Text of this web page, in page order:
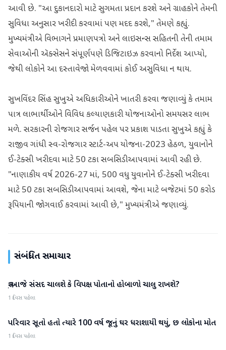
આવી છે. "આ દુકાનદારો માટે સુગમતા પ્રદાન કરશે અને ગ્રાહકોને તેમની
સુવિધા અનુસાર ખરીદી કરવામાં પણ મદદ કરશે," તેમણે કહ્યું.
મુખ્યમંત્રીએ વિભાગને પ્રમાણપત્રો અને લાઇસન્સ સહિતની તેની તમામ
સેવાઓની ઍક્સેસને સંપૂર્ણપણે ડિજિટાઇઝ કરવાનો નિર્દેશ આપ્યો,
જેથી લોકોને આ દસ્તાવેજો મેળવવામાં કોઈ અસુવિધા ન થાય.
સુખવિંદર સિંહ સુખુએ અધિકારીઓને ખાતરી કરવા જણાવ્યું કે તમામ
પાત્ર લાભાર્થીઓને વિવિધ કલ્યાણકારી યોજનાઓનો સમયસર લાભ
મળે. સરકારની રોજગાર સર્જન પહેલ પર પ્રકાશ પાડતા સુખુએ કહ્યું કે
રાજીવ ગાંધી સ્વ-રોજગાર સ્ટાર્ટ-અપ યોજના-2023 હેઠળ, યુવાનોને
ઈ-ટેક્સી ખરીદવા માટે 50 ટકા સબસિડી આપવામાં આવી રહી છે.
"નાણાકીય વર્ષ 2026-27 માં, 500 વધુ યુવાનોને ઈ-ટેક્સી ખરીદવા
માટે 50 ટકા સબસિડી આપવામાં આવશે, જેના માટે બજેટમાં 50 કરોડ
રૂપિયાની જોગવાઈ કરવામાં આવી છે," મુખ્યમંત્રીએ જણાવ્યું.
સંબંધિત સમાચાર
રાષ્ટ્રીય
શું આજે સંસદ ચાલશે કે વિપક્ષ પોતાનો હોબાળો ચાલુ રાખશે?
1 દિવસ પહેલા
રાષ્ટ્રીય
પરિવાર સૂતો હતો ત્યારે 100 વર્ષ જૂનું ઘર ધરાશાયી થયું, છ લોકોના મોત
1 દિવસ પહેલા